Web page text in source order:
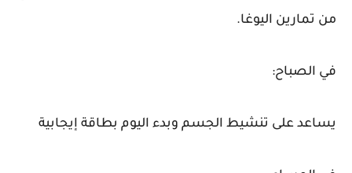
من تمارين اليوغا.
في الصباح:
يساعد على تنشيط الجسم وبدء اليوم بطاقة إيجابية